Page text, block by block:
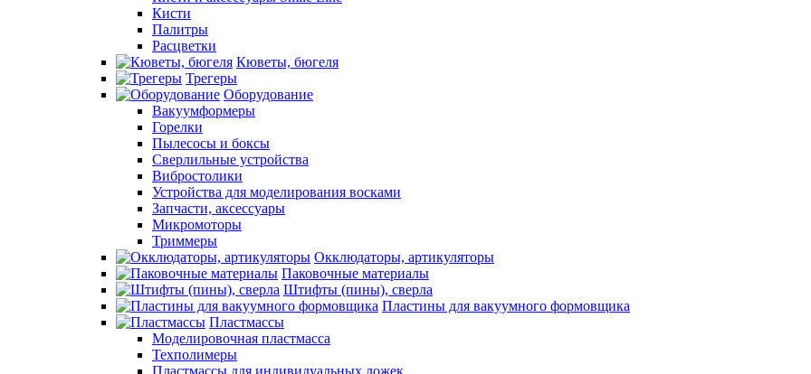
Кисти
Палитры
Расцветки
Кюветы, бюгеля
Трегеры
Оборудование
Вакуумформеры
Горелки
Пылесосы и боксы
Сверлильные устройства
Вибростолики
Устройства для моделирования восками
Запчасти, аксессуары
Микромоторы
Триммеры
Окклюдаторы, артикуляторы
Паковочные материалы
Штифты (пины), сверла
Пластины для вакуумного формовщика
Пластмассы
Моделировочная пластмасса
Техполимеры
Пластмассы для индивидуальных ложек